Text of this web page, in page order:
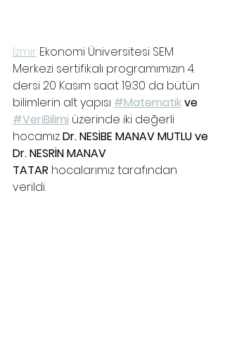
İzmir Ekonomi Üniversitesi SEM
Merkezi sertifikalı programımızın 4.
dersi 20 Kasım saat 19:30 da bütün
bilimlerin alt yapısı #Matematik ve
#VeriBilimi üzerinde iki değerli
hocamız Dr. NESİBE MANAV MUTLU ve
Dr. NESRİN MANAV
TATAR hocalarımız tarafından
verildi.